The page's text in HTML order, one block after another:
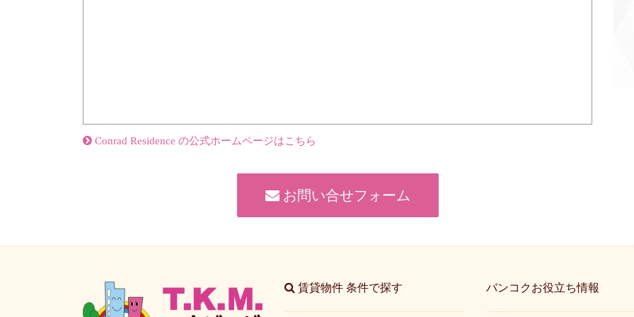
Conrad Residence の公式ホームページはこちら
お問い合せフォーム
賃貸物件 条件で探す バンコクお役立ち情報